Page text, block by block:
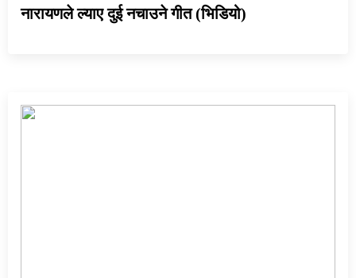
नारायणले ल्याए दुई नचाउने गीत (भिडियो)